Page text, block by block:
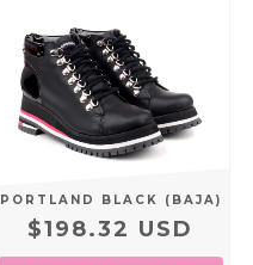
PORTLAND BLACK (BAJA)
$198.32 USD